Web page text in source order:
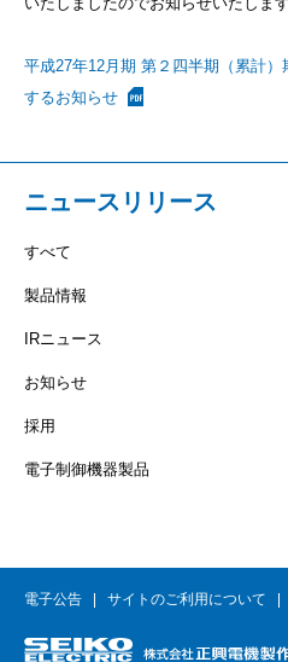
平成27年12月期 第２四半期（累計
するお知らせ
ニュースリリース
すべて
製品情報
IRニュース
お知らせ
採用
電子制御機器製品
電子公告 サイトのご利用について